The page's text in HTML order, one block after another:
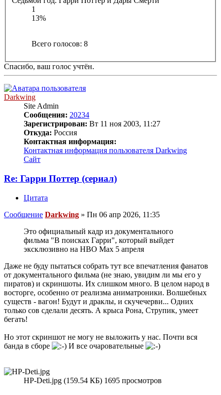
1
13%
Всего голосов: 8
Спасибо, ваш голос учтён.
Darkwing
Site Admin
Сообщения: 20234
Зарегистрирован: Вт 11 ноя 2003, 11:27
Откуда: Россия
Контактная информация:
Контактная информация пользователя Darkwing
Сайт
Re: Гарри Поттер (сериал)
Цитата
Сообщение Darkwing » Пн 06 апр 2026, 11:35
Это официальный кадр из документального
фильма "В поисках Гарри", который выйдет
эксклюзивно на HBO Max 5 апреля
Даже не буду пытаться собрать тут все впечатления фанатов
от документального фильма (не знаю, увидим ли мы его у
пиратов) и скриншоты. Их слишком много. В целом народ в
восторге, особенно от реализма аниматроники. Волшебных
существ - вагон! Будут и драклы, и скучечерви... Одних
только сов сделали десять. А крыса Рона, Струпик, умеет
бегать!
Но этот скриншот не могу не выложить у нас. Почти вся
банда в сборе
И все очаровательные
HP-Deti.jpg (159.54 КБ) 1695 просмотров